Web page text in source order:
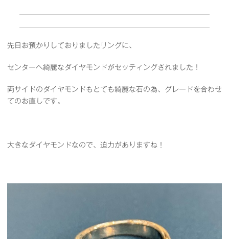
先日お預かりしておりましたリングに、
センターへ綺麗なダイヤモンドがセッティングされました！
両サイドのダイヤモンドもとても綺麗な石の為、グレードを合わせ
てのお直しです。
大きなダイヤモンドなので、迫力がありますね！